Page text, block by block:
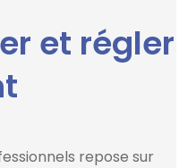
et régler
repose sur